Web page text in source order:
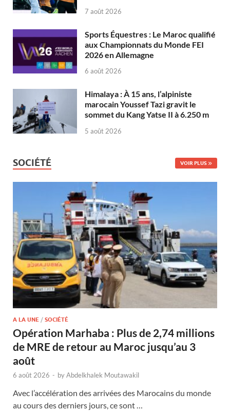
7 août 2026
Sports Équestres : Le Maroc qualifié
aux Championnats du Monde FEI
2026 en Allemagne
6 août 2026
Himalaya : À 15 ans, l’alpiniste
marocain Youssef Tazi gravit le
sommet du Kang Yatse II à 6.250 m
5 août 2026
SOCIÉTÉ VOIR PLUS
A LA UNE / SOCIÉTÉ
Opération Marhaba : Plus de 2,74 millions
de MRE de retour au Maroc jusqu’au 3
août
6 août 2026 - byAbdelkhalek Moutawakil
Avec l’accélération des arrivées des Marocains du monde
au cours des derniers jours, ce sont …